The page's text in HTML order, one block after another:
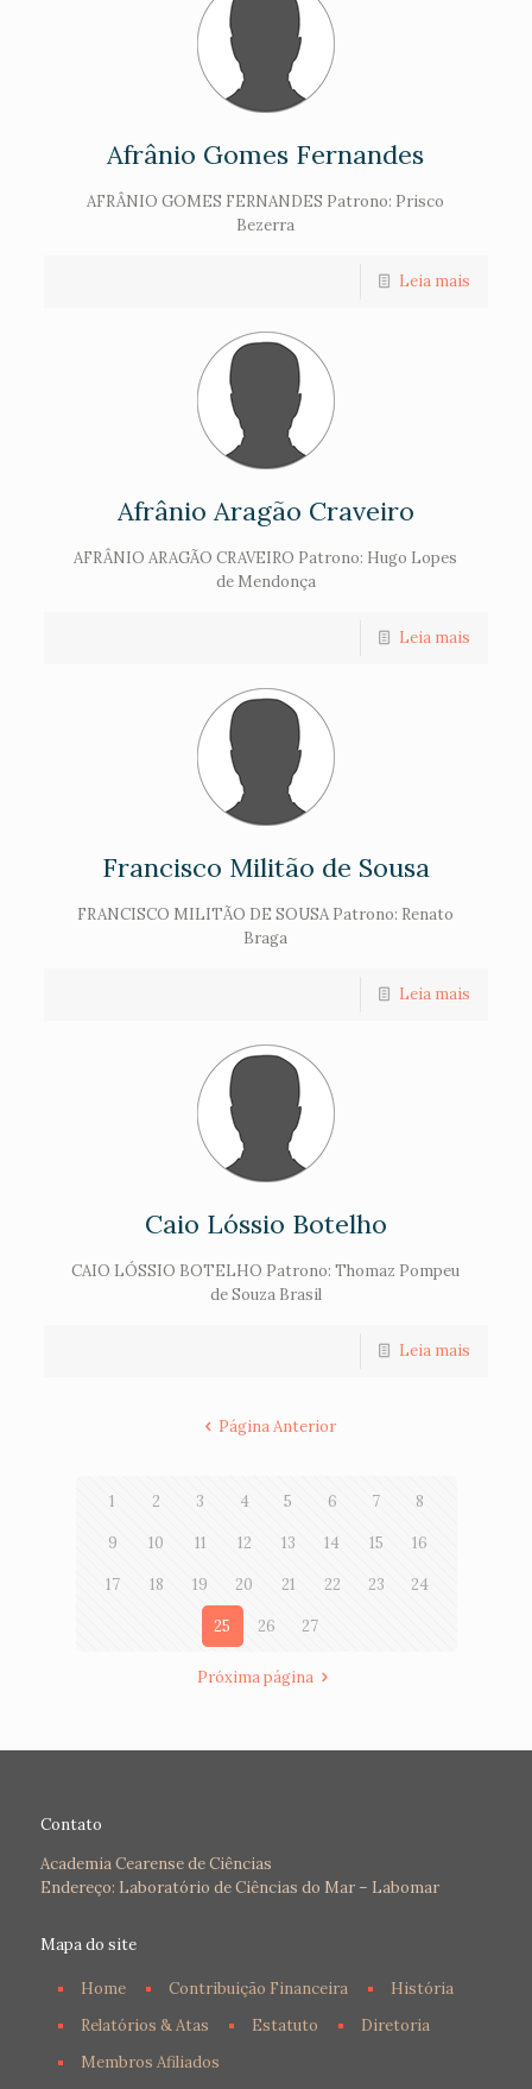
Afrânio Gomes Fernandes
AFRÂNIO GOMES FERNANDES Patrono: Prisco
Bezerra
Leia mais
Afrânio Aragão Craveiro
AFRÂNIO ARAGÃO CRAVEIRO Patrono: Hugo Lopes
de Mendonça
Leia mais
Francisco Militão de Sousa
FRANCISCO MILITÃO DE SOUSA Patrono: Renato
Braga
Leia mais
Caio Lóssio Botelho
CAIO LÓSSIO BOTELHO Patrono: Thomaz Pompeu
de Souza Brasil
Leia mais
Página Anterior
1 2 3 4 5 6 7 8
9 10 11 12 13 14 15 16
17 18 19 20 21 22 23 24
25 26 27
Próxima página
Contato
Academia Cearense de Ciências
Endereço: Laboratório de Ciências do Mar – Labomar
Mapa do site
Home Contribuição Financeira
História
Relatórios & Atas
Estatuto
Diretoria
Membros Afiliados